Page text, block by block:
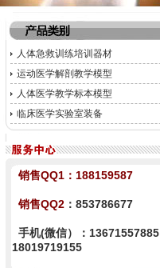
人体急救训练培训器材
运动医学解剖教学模型
人体医学教学标本模型
临床医学实验室装备
销售QQ1： 188159587
销售QQ2 ：853786677
手机(微信）：13671557885
18019719155